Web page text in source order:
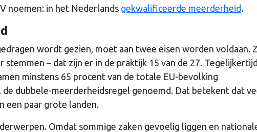
noemen: in het Nederlands gekwalificeerde meerderheid.
wordt gezien, moet aan twee eisen worden voldaan.
– dat zijn er in de praktijk 15 van de 27. Tegelijkertijd
minstens 65 procent van de totale EU-bevolking
dubbele-meerderheidsregel genoemd. Dat betekent dat
een paar grote landen.
Omdat sommige zaken gevoelig liggen en